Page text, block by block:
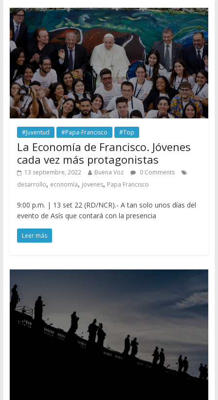
#Juventud #Papa-Francisco #Top
La Economía de Francisco. Jóvenes
cada vez más protagonistas
13 septiembre, 2022 Buena Voz
0 Comments
desarrollo, economía, jovenes, Papa Francisco
9:00 p.m. | 13 set 22 (RD/NCR).- A tan solo unos días del
evento de Asís que contará con la presencia
Leer más